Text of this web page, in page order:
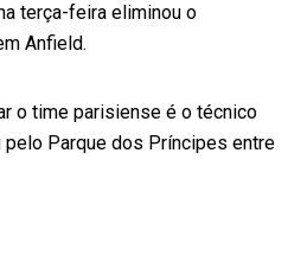
terça-feira eliminou o
Anfield.
o time parisiense é o técnico
pelo Parque dos Príncipes entre